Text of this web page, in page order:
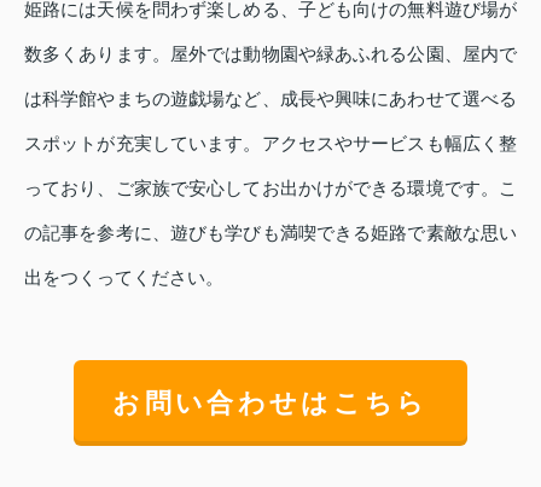
姫路には天候を問わず楽しめる、子ども向けの無料遊び場が
数多くあります。屋外では動物園や緑あふれる公園、屋内で
は科学館やまちの遊戯場など、成長や興味にあわせて選べる
スポットが充実しています。アクセスやサービスも幅広く整
っており、ご家族で安心してお出かけができる環境です。こ
の記事を参考に、遊びも学びも満喫できる姫路で素敵な思い
出をつくってください。
お問い合わせはこちら